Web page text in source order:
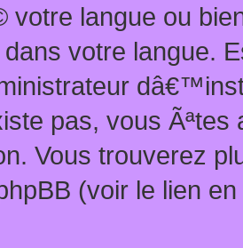
votre langue ou
dans votre langue.
pas, vous Ãªtes
Vous trouverez
(voir le lien